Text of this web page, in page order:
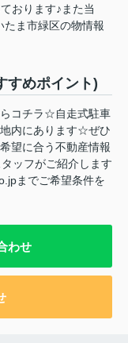
おります♪また当
たま市緑区の物情報
すめポイント)
コチラ☆自走式駐車
内にあります☆ぜひ
望に合う不動産情報
ッフがご紹介します
までご希望条件を
わせ